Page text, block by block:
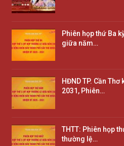
Phiên họp thứ Ba
giữa năm…
HĐND TP. Cần
2031, Phiên…
THTT: Phiên họp
thường lệ…